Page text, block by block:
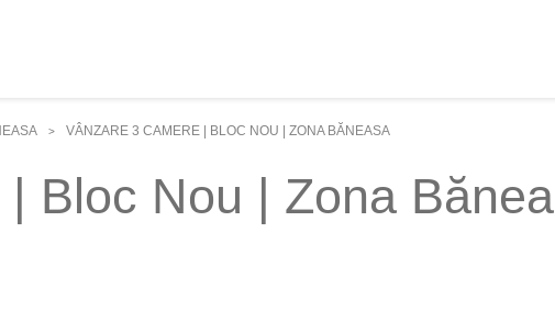
> VÂNZARE 3 CAMERE | BLOC NOU | ZONA BĂNEASA
Bloc Nou | Zona